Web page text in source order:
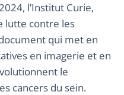
l’Institut Curie,
lutte contre les
qui met en
en imagerie et en
le
cancers du sein.